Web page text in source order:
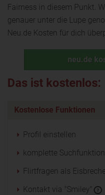
Fairness in diesem Punkt.
genauer unter die Lupe
Neu.de Kosten für dich
neu.de
Das ist kostenlos:
Kostenlose Funktionen
Profil einstellen
komplette Suchfunktion
Flirtfragen als
Kontakt via "Smiley"
?